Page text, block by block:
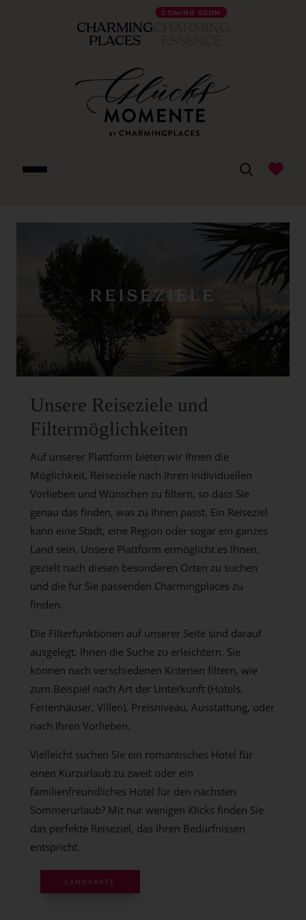
CHARMING
PLACES
COMING SOON
REISEZIELE
Unsere Reiseziele und
Filtermöglichkeiten
Auf unserer Plattform bieten wir Ihnen die
Möglichkeit, Reiseziele nach Ihren individuellen
Vorlieben und Wünschen zu filtern, so dass Sie
genau das finden, was zu Ihnen passt. Ein Reiseziel
kann eine Stadt, eine Region oder sogar ein ganzes
Land sein. Unsere Plattform ermöglicht es Ihnen,
gezielt nach diesen besonderen Orten zu suchen
und die für Sie passenden Charmingplaces zu
finden.
Die Filterfunktionen auf unserer Seite sind darauf
ausgelegt, Ihnen die Suche zu erleichtern. Sie
können nach verschiedenen Kriterien filtern, wie
zum Beispiel nach Art der Unterkunft (Hotels,
Ferienhäuser, Villen), Preisniveau, Ausstattung, oder
nach Ihren Vorlieben.
Vielleicht suchen Sie ein romantisches Hotel für
einen Kurzurlaub zu zweit oder ein
familienfreundliches Hotel für den nächsten
Sommerurlaub? Mit nur wenigen Klicks finden Sie
das perfekte Reiseziel, das Ihren Bedürfnissen
entspricht.
LANDKARTE